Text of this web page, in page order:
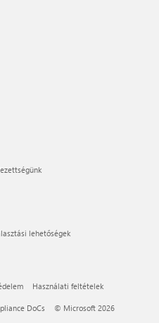
lehetőségek
Használati feltételek
DoCs © Microsoft 2026